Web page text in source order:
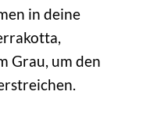
in deine
Grau, um den